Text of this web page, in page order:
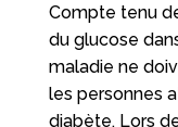
Compte tenu
du glucose
maladie ne
les personnes
diabète. Lors